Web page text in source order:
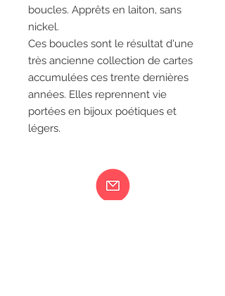
boucles. Apprêts en laiton, sans
nickel.
Ces boucles sont le résultat d'une
très ancienne collection de cartes
accumulées ces trente dernières
années. Elles reprennent vie
portées en bijoux poétiques et
légers.